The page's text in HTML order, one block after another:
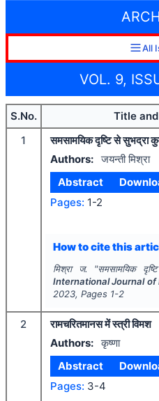
All
VOL. 9,
S.No.
Title
1
समसामयिक दृष्टि से सुभद्रा
Authors: जयन्ती मिश्रा
Abstract
Pages: 1-2
How to cite this
मिश्रा ज. "समसामयिक
International Journal of
2023, Pages 1-2
2
रामचरितमानस में स्त्री विमश
Authors: कृष्णा
Abstract
Pages: 3-4